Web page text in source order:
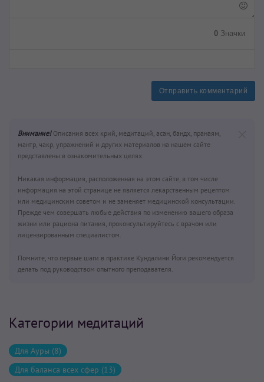
0 Значки
Отправить комментарий
Внимание!Описания всех крий, медитаций, асан, бандх, пранаям,
мантр, чакр, упражнений и других материалов на нашем сайте
представлены в ознакомительных целях.
Никакая информация, расположенная на этом сайте, в том числе
информация на этой странице не является лекарственным рецептом
или медицинским советом и не заменяет медицинской консультации.
Прежде чем совершать любые действия по изменению вашего образа
жизни или рациона питания, проконсультируйтесь с врачом или
лицензированным специалистом.
Помните, что первые шаги в практике Кундалини Йоги рекомендуется
делать под руководством опытного преподавателя.
Категории медитаций
Для Ауры (8)
Для баланса всех сфер (13)